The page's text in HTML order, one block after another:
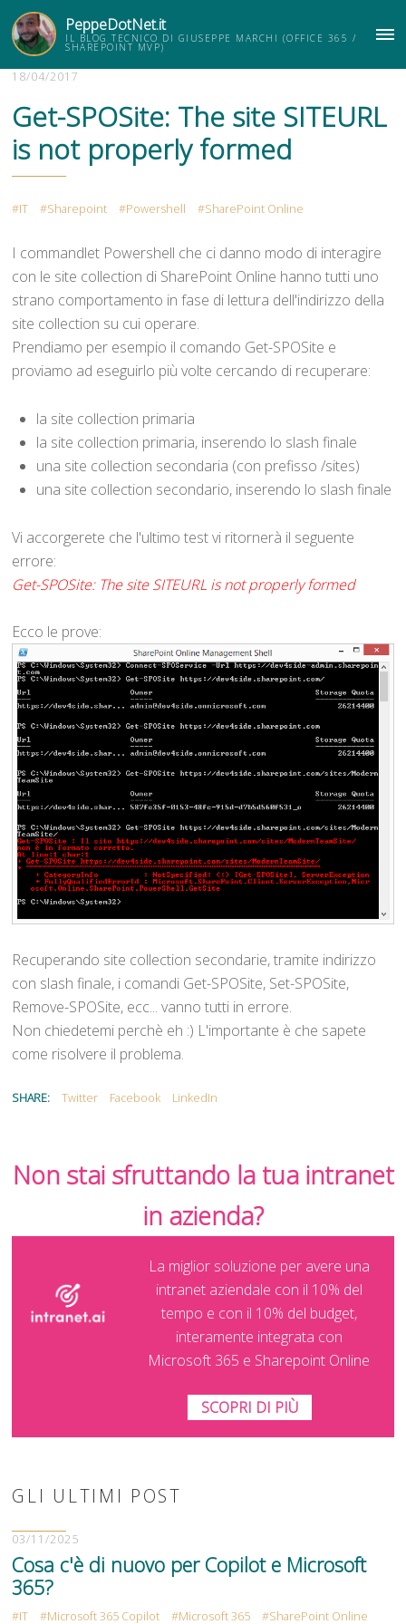
PeppeDotNet.it
IL BLOG TECNICO DI GIUSEPPE MARCHI (OFFICE 365 /
SHAREPOINT MVP)
18/04/2017
Get-SPOSite: The site SITEURL
is not properly formed
IT Sharepoint Powershell SharePoint Online
I commandlet Powershell che ci danno modo di interagire
con le site collection di SharePoint Online hanno tutti uno
strano comportamento in fase di lettura dell'indirizzo della
site collection su cui operare.
Prendiamo per esempio il comando Get-SPOSite e
proviamo ad eseguirlo più volte cercando di recuperare:
la site collection primaria
la site collection primaria, inserendo lo slash finale
una site collection secondaria (con prefisso /sites)
una site collection secondario, inserendo lo slash finale
Vi accorgerete che l'ultimo test vi ritornerà il seguente
errore:
Get-SPOSite: The site SITEURL is not properly formed
Ecco le prove:
Recuperando site collection secondarie, tramite indirizzo
con slash finale, i comandi Get-SPOSite, Set-SPOSite,
Remove-SPOSite, ecc... vanno tutti in errore.
Non chiedetemi perchè eh :) L'importante è che sapete
come risolvere il problema.
SHARE: Twitter Facebook LinkedIn
Non stai sfruttando la tua intranet
in azienda?
La miglior soluzione per avere una
intranet aziendale con il 10% del
tempo e con il 10% del budget,
interamente integrata con
Microsoft 365 e Sharepoint Online
SCOPRI DI PIÙ
GLI ULTIMI POST
03/11/2025
Cosa c'è di nuovo per Copilot e Microsoft
365?
IT Microsoft 365 Copilot Microsoft 365 SharePoint Online